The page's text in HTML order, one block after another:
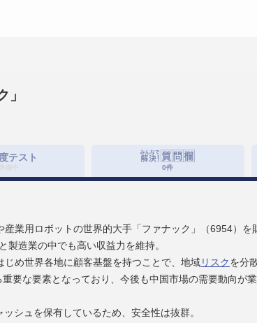
テスト
準備中 0件
業用ロボットの世界的大手「ファナック」（6954）を
製造業の中でも高い収益力を維持。
め世界各地に顧客基盤を持つことで、地域リスクを分
要な要素となっており、今後も中国市場の需要動向が
シュを保有しているため、安全性は抜群。